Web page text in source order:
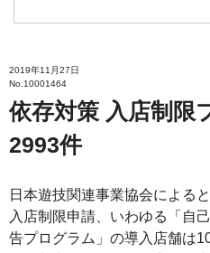
2019年11月27日
No.10001464
依存対策 入店制限
2993件
日本遊技関連事業協会による
入店制限申請、いわゆる「自
告プログラム」の導入店舗は